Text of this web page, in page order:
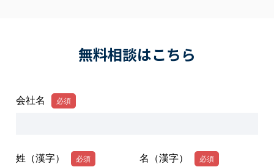
無料相談はこちら